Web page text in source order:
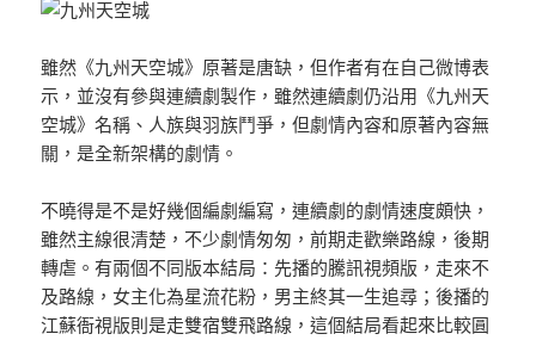
雖然《九州天空城》原著是唐缺，但作者有在自己微博表
示，並沒有參與連續劇製作，雖然連續劇仍沿用《九州天
空城》名稱、人族與羽族鬥爭，但劇情內容和原著內容無
關，是全新架構的劇情。
不曉得是不是好幾個編劇編寫，連續劇的劇情速度頗快，
雖然主線很清楚，不少劇情匆匆，前期走歡樂路線，後期
轉虐。有兩個不同版本結局：先播的騰訊視頻版，走來不
及路線，女主化為星流花粉，男主終其一生追尋；後播的
江蘇衙視版則是走雙宿雙飛路線，這個結局看起來比較圓